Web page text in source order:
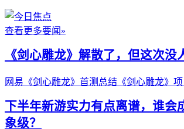
查看更多要闻»
《剑心雕龙》解散了，但这次没
网易《剑心雕龙》首测总结 《剑心雕龙》
下半年新游实力有点离谱，谁会
象级？